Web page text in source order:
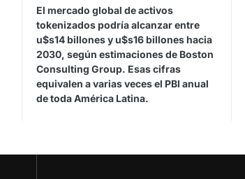
El mercado global de activos
tokenizados podría alcanzar entre
u$s14 billones y u$s16 billones hacia
2030, según estimaciones de Boston
Consulting Group. Esas cifras
equivalen a varias veces el PBI anual
de toda América Latina.